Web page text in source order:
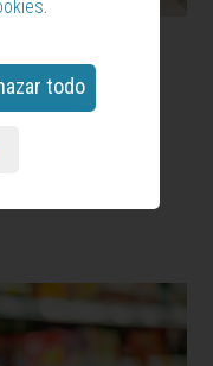
objetivo
a
por BMW, Iberia,
Properties,
.
todo